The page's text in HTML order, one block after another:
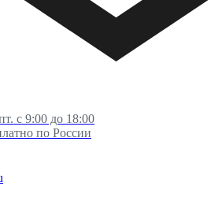
с 9:00 до 18:00
по России